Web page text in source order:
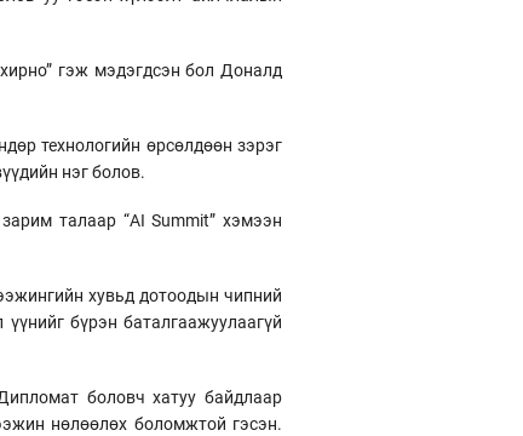
гэж мэдэгдсэн бол Доналд
технологийн өрсөлдөөн зэрэг
нэг болов.
талаар “AI Summit” хэмээн
хувьд дотоодын чипний
бүрэн баталгаажуулаагүй
боловч хатуу байдлаар
нөлөөлөх боломжтой гэсэн.